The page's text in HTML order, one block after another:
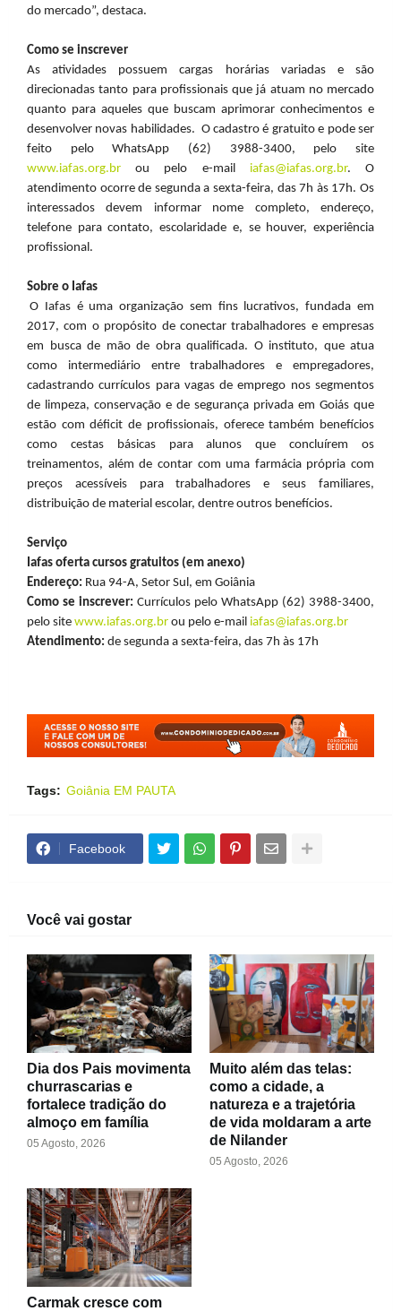
do mercado”, destaca.
Como se inscrever
As atividades possuem cargas horárias variadas e são
direcionadas tanto para profissionais que já atuam no mercado
quanto para aqueles que buscam aprimorar conhecimentos e
desenvolver novas habilidades. O cadastro é gratuito e pode ser
feito pelo WhatsApp (62) 3988-3400, pelo site
www.iafas.org.br ou pelo e-mail iafas@iafas.org.br. O
atendimento ocorre de segunda a sexta-feira, das 7h às 17h. Os
interessados devem informar nome completo, endereço,
telefone para contato, escolaridade e, se houver, experiência
profissional.
Sobre o Iafas
O Iafas é uma organização sem fins lucrativos, fundada em
2017, com o propósito de conectar trabalhadores e empresas
em busca de mão de obra qualificada. O instituto, que atua
como intermediário entre trabalhadores e empregadores,
cadastrando currículos para vagas de emprego nos segmentos
de limpeza, conservação e de segurança privada em Goiás que
estão com déficit de profissionais, oferece também benefícios
como cestas básicas para alunos que concluírem os
treinamentos, além de contar com uma farmácia própria com
preços acessíveis para trabalhadores e seus familiares,
distribuição de material escolar, dentre outros benefícios.
Serviço
Iafas oferta cursos gratuitos (em anexo)
Endereço: Rua 94-A, Setor Sul, em Goiânia
Como se inscrever: Currículos pelo WhatsApp (62) 3988-3400,
pelo site www.iafas.org.br ou pelo e-mail iafas@iafas.org.br
Atendimento: de segunda a sexta-feira, das 7h às 17h
Tags: Goiânia EM PAUTA
Facebook
Você vai gostar
Dia dos Pais movimenta
churrascarias e
fortalece tradição do
almoço em família
05 Agosto, 2026
Muito além das telas:
como a cidade, a
natureza e a trajetória
de vida moldaram a arte
de Nilander
05 Agosto, 2026
Carmak cresce com